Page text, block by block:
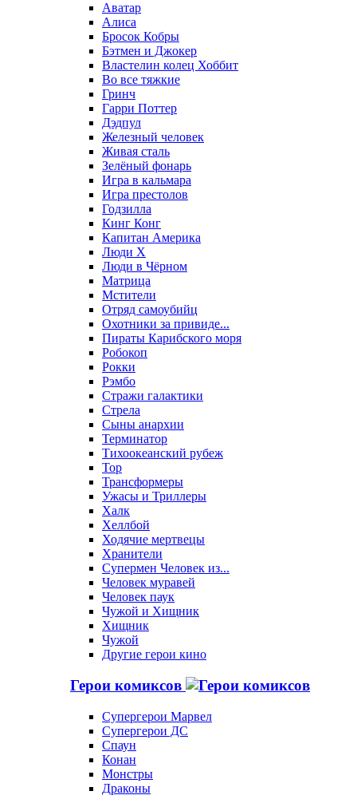
Аватар
Алиса
Бросок Кобры
Бэтмен и Джокер
Властелин колец Хоббит
Во все тяжкие
Гринч
Гарри Поттер
Дэдпул
Железный человек
Живая сталь
Зелёный фонарь
Игра в кальмара
Игра престолов
Годзилла
Кинг Конг
Капитан Америка
Люди X
Люди в Чёрном
Матрица
Мстители
Отряд самоубийц
Охотники за привиде...
Пираты Карибского моря
Робокоп
Рокки
Рэмбо
Стражи галактики
Стрела
Сыны анархии
Терминатор
Тихоокеанский рубеж
Тор
Трансформеры
Ужасы и Триллеры
Халк
Хеллбой
Ходячие мертвецы
Хранители
Супермен Человек из...
Человек муравей
Человек паук
Чужой и Хищник
Хищник
Чужой
Другие герои кино
Герои комиксов
Супергерои Марвел
Супергерои ДС
Спаун
Конан
Монстры
Драконы